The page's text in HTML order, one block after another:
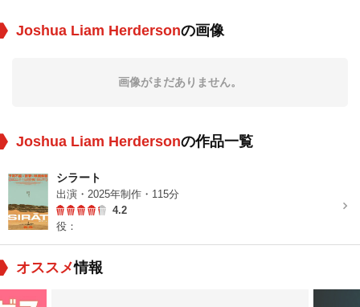
Joshua Liam Herdersonの画像
画像がまだありません。
Joshua Liam Herdersonの作品一覧
シラート
出演・2025年制作・115分
4.2
役：
オススメ情報